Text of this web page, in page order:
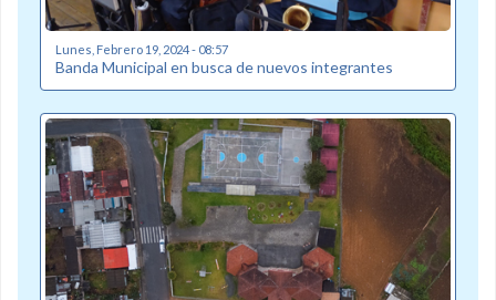
Lunes, Febrero 19, 2024 - 08:57
Banda Municipal en busca de nuevos integrantes